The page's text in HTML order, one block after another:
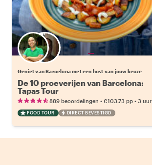
Kies jouw favoriete local
Geniet van Barcelona met een host van jouw keuze
De 10 proeverijen van Barcelona:
Tapas Tour
889 beoordelingen • €103.73 pp • 3 uur
FOOD TOUR DIRECT BEVESTIGD